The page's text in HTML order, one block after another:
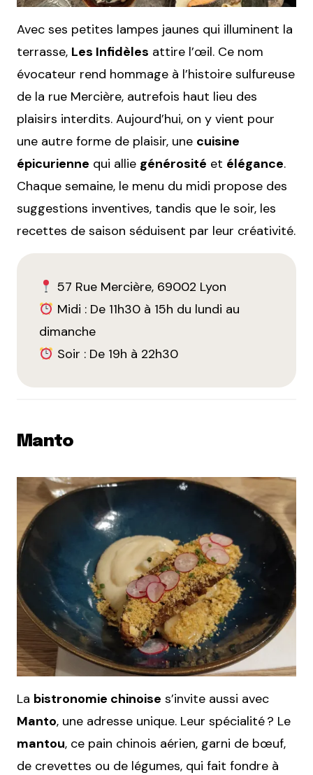
Avec ses petites lampes jaunes qui illuminent la
terrasse, Les Infidèles attire l’œil. Ce nom
évocateur rend hommage à l’histoire sulfureuse
de la rue Mercière, autrefois haut lieu des
plaisirs interdits. Aujourd’hui, on y vient pour
une autre forme de plaisir, une cuisine
épicurienne qui allie générosité et élégance.
Chaque semaine, le menu du midi propose des
suggestions inventives, tandis que le soir, les
recettes de saison séduisent par leur créativité.
57 Rue Mercière, 69002 Lyon
Midi : De 11h30 à 15h du lundi au
dimanche
Soir : De 19h à 22h30
Manto
La bistronomie chinoise s’invite aussi avec
Manto, une adresse unique. Leur spécialité ? Le
mantou, ce pain chinois aérien, garni de bœuf,
de crevettes ou de légumes, qui fait fondre à